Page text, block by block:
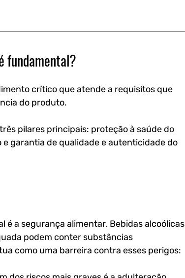
fundamental?
crítico que atende a requisitos que
do produto.
pilares principais: proteção à saúde do
garantia de qualidade e autenticidade do
é a segurança alimentar. Bebidas alcoólicas
podem conter substâncias
como uma barreira contra esses perigos: